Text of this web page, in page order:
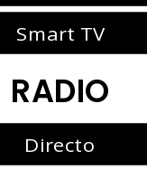
Smart TV
RADIO
Directo